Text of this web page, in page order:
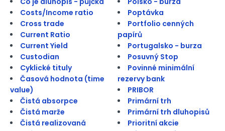
Costs/Income ratio
Cross trade
Current Ratio
Current Yield
Custodian
Cyklické tituly
Časová hodnota (time
value)
Čistá absorpce
Čistá marže
Čistá realizovaná
Poptávka
Portfolio cenných
papírů
Portugalsko - burza
Posuvný Stop
Povinné minimální
rezervy bank
PRIBOR
Primární trh
Primární trh dluhopisů
Prioritní akcie